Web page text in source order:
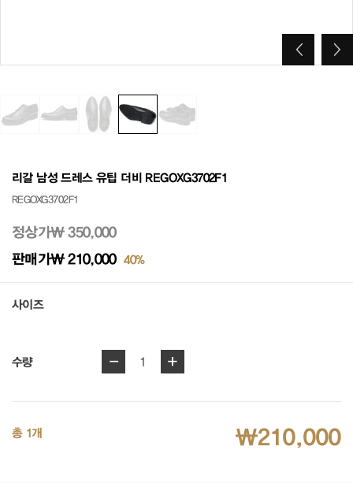
리갈 남성 드레스 유팁 더비 REGOXG3702F1
REGOXG3702F1
정상가₩ 350,000
판매가₩ 210,000 40%
사이즈
수량 - 1 +
총 1개 ₩210,000